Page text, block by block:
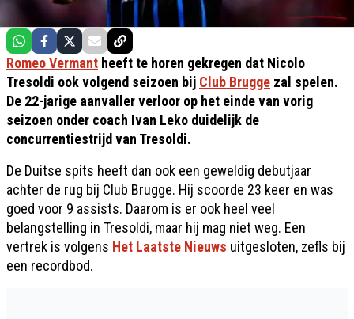
Romeo Vermant heeft te horen gekregen dat Nicolo
Tresoldi ook volgend seizoen bij Club Brugge zal spelen.
De 22-jarige aanvaller verloor op het einde van vorig
seizoen onder coach Ivan Leko duidelijk de
concurrentiestrijd van Tresoldi.
De Duitse spits heeft dan ook een geweldig debutjaar
achter de rug bij Club Brugge. Hij scoorde 23 keer en was
goed voor 9 assists. Daarom is er ook heel veel
belangstelling in Tresoldi, maar hij mag niet weg. Een
vertrek is volgens Het Laatste Nieuws uitgesloten, zefls bij
een recordbod.